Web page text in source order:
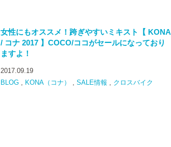
女性にもオススメ！跨ぎやすいミキスト【 KONA
/ コナ 2017 】COCO/ココがセールになっており
ますよ！
2017.09.19
BLOG, KONA（コナ） , SALE情報 , クロスバイク